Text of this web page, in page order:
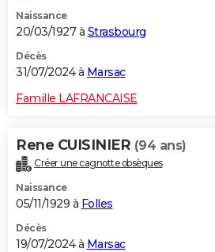
Naissance
20/03/1927 à Strasbourg
Décès
31/07/2024 à Marsac
Famille LAFRANCAISE
Rene CUISINIER (94 ans)
Créer une cagnotte obsèques
Naissance
05/11/1929 à Folles
Décès
19/07/2024 à Marsac